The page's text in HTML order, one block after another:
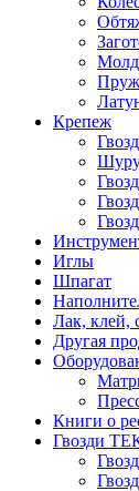
Крепеж
Иглы
Шпагат
Лак, клей,
Другая
Книги о
Гвозди